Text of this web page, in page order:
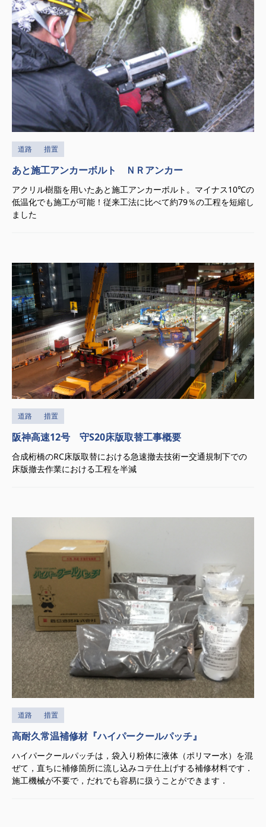
道路 措置
あと施工アンカーボルト ＮＲアンカー
アクリル樹脂を用いたあと施工アンカーボルト。マイナス10℃の
低温化でも施工が可能！従来工法に比べて約79％の工程を短縮し
ました
道路 措置
阪神高速12号 守S20床版取替工事概要
合成桁橋のRC床版取替における急速撤去技術ー交通規制下での
床版撤去作業における工程を半減
道路 措置
高耐久常温補修材『ハイパークールパッチ』
ハイパークールパッチは，袋入り粉体に液体（ポリマー水）を混
ぜて，直ちに補修箇所に流し込みコテ仕上げする補修材料です．
施工機械が不要で，だれでも容易に扱うことができます．